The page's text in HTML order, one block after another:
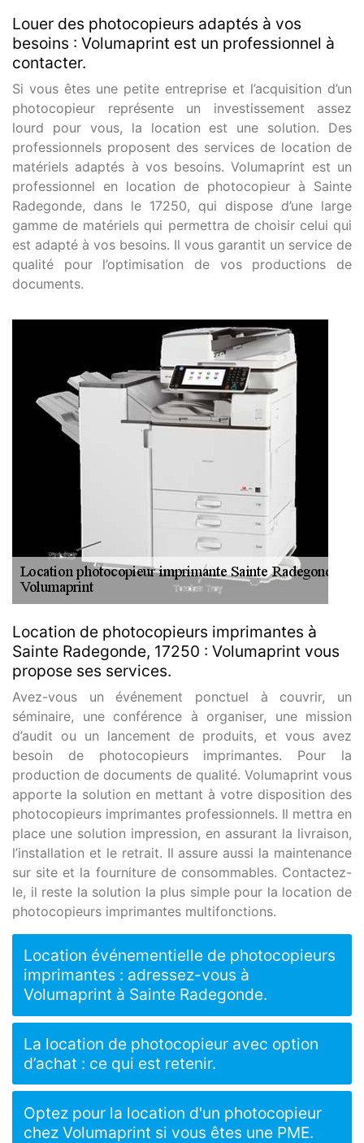
Louer des photocopieurs adaptés à vos
besoins : Volumaprint est un professionnel à
contacter.
Si vous êtes une petite entreprise et l’acquisition d’un
photocopieur représente un investissement assez
lourd pour vous, la location est une solution. Des
professionnels proposent des services de location de
matériels adaptés à vos besoins. Volumaprint est un
professionnel en location de photocopieur à Sainte
Radegonde, dans le 17250, qui dispose d’une large
gamme de matériels qui permettra de choisir celui qui
est adapté à vos besoins. Il vous garantit un service de
qualité pour l’optimisation de vos productions de
documents.
Location de photocopieurs imprimantes à
Sainte Radegonde, 17250 : Volumaprint vous
propose ses services.
Avez-vous un événement ponctuel à couvrir, un
séminaire, une conférence à organiser, une mission
d’audit ou un lancement de produits, et vous avez
besoin de photocopieurs imprimantes. Pour la
production de documents de qualité. Volumaprint vous
apporte la solution en mettant à votre disposition des
photocopieurs imprimantes professionnels. Il mettra en
place une solution impression, en assurant la livraison,
l’installation et le retrait. Il assure aussi la maintenance
sur site et la fourniture de consommables. Contactez-
le, il reste la solution la plus simple pour la location de
photocopieurs imprimantes multifonctions.
Location événementielle de photocopieurs
imprimantes : adressez-vous à
Volumaprint à Sainte Radegonde.
La location de photocopieur avec option
d’achat : ce qui est retenir.
Optez pour la location d'un photocopieur
chez Volumaprint si vous êtes une PME.